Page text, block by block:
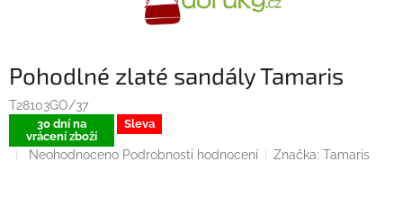
Pohodlné zlaté sandály Tamaris
T28103GO/37
30 dní na
vrácení zboží
Sleva
Průměrné
Neohodnoceno Podrobnosti hodnocení Značka:Tamaris